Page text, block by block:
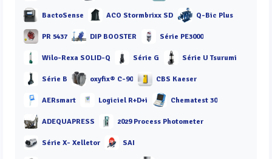
BactoSense ACO Stormbrixx SD Q-Bic Plus
PR 5437 DIP BOOSTER Série PE3000
Wilo-Rexa SOLID-Q Série G Série U Tsurumi
Série B oxyfix® C-90 CBS Kaeser
AERsmart Logiciel R+D+i Chematest 30
ADEQUAPRESS 2029 Process Photometer
Série X- Xelletor SAI